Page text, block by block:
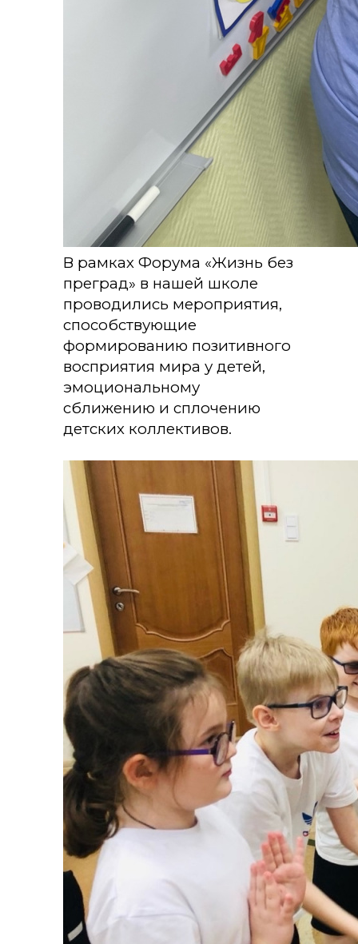
В рамках Форума «Жизнь без
преград» в нашей школе
проводились мероприятия,
способствующие
формированию позитивного
восприятия мира у детей,
эмоциональному
сближению и сплочению
детских коллективов.